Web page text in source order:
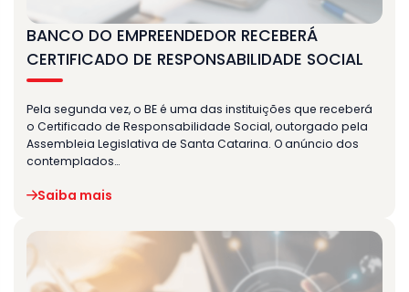
BANCO DO EMPREENDEDOR RECEBERÁ
CERTIFICADO DE RESPONSABILIDADE SOCIAL
Pela segunda vez, o BE é uma das instituições que receberá
o Certificado de Responsabilidade Social, outorgado pela
Assembleia Legislativa de Santa Catarina. O anúncio dos
contemplados…
Saiba mais